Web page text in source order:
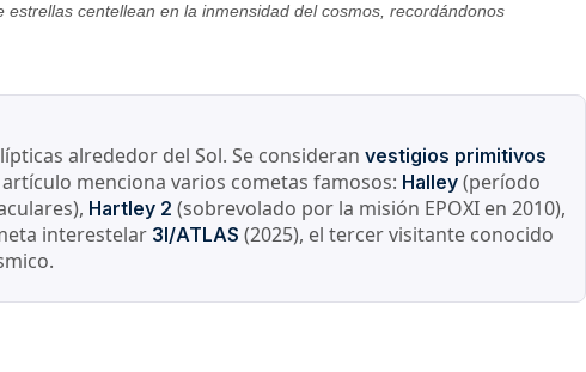
centellean en la inmensidad del cosmos, recordándonos
alrededor del Sol. Se consideranvestigios primitivos
menciona varios cometas famosos: Halley (período
Hartley 2 (sobrevolado por la misión EPOXI en 2010),
interestelar 3I/ATLAS (2025), el tercer visitante conocido